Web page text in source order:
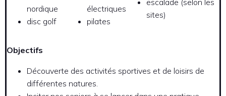
nordique
disc golf
électriques
pilates
sites)
Objectifs
Découverte des activités sportives et de loisirs de
différentes natures.